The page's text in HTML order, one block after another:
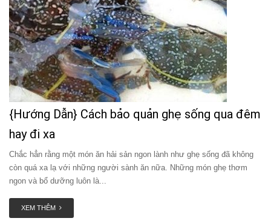
{Hướng Dẫn} Cách bảo quản ghẹ sống qua đêm
hay đi xa
Chắc hẳn rằng một món ăn hải sản ngon lành như ghẹ sống đã không
còn quá xa lạ với những người sành ăn nữa. Những món ghẹ thơm
ngon và bổ dưỡng luôn là...
XEM THÊM